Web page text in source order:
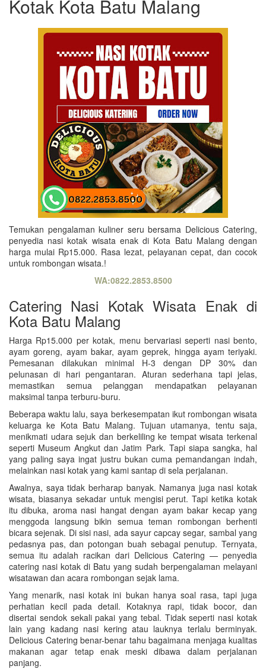
Kotak Kota Batu Malang
Temukan pengalaman kuliner seru bersama Delicious Catering,
penyedia nasi kotak wisata enak di Kota Batu Malang dengan
harga mulai Rp15.000. Rasa lezat, pelayanan cepat, dan cocok
untuk rombongan wisata.!
WA:0822.2853.8500
Catering Nasi Kotak Wisata Enak di
Kota Batu Malang
Harga Rp15.000 per kotak, menu bervariasi seperti nasi bento,
ayam goreng, ayam bakar, ayam geprek, hingga ayam teriyaki.
Pemesanan dilakukan minimal H-3 dengan DP 30% dan
pelunasan di hari pengantaran. Aturan sederhana tapi jelas,
memastikan semua pelanggan mendapatkan pelayanan
maksimal tanpa terburu-buru.
Beberapa waktu lalu, saya berkesempatan ikut rombongan wisata
keluarga ke Kota Batu Malang. Tujuan utamanya, tentu saja,
menikmati udara sejuk dan berkeliling ke tempat wisata terkenal
seperti Museum Angkut dan Jatim Park. Tapi siapa sangka, hal
yang paling saya ingat justru bukan cuma pemandangan indah,
melainkan nasi kotak yang kami santap di sela perjalanan.
Awalnya, saya tidak berharap banyak. Namanya juga nasi kotak
wisata, biasanya sekadar untuk mengisi perut. Tapi ketika kotak
itu dibuka, aroma nasi hangat dengan ayam bakar kecap yang
menggoda langsung bikin semua teman rombongan berhenti
bicara sejenak. Di sisi nasi, ada sayur capcay segar, sambal yang
pedasnya pas, dan potongan buah sebagai penutup. Ternyata,
semua itu adalah racikan dari Delicious Catering — penyedia
catering nasi kotak di Batu yang sudah berpengalaman melayani
wisatawan dan acara rombongan sejak lama.
Yang menarik, nasi kotak ini bukan hanya soal rasa, tapi juga
perhatian kecil pada detail. Kotaknya rapi, tidak bocor, dan
disertai sendok sekali pakai yang tebal. Tidak seperti nasi kotak
lain yang kadang nasi kering atau lauknya terlalu berminyak.
Delicious Catering benar-benar tahu bagaimana menjaga kualitas
makanan agar tetap enak meski dibawa dalam perjalanan
panjang.